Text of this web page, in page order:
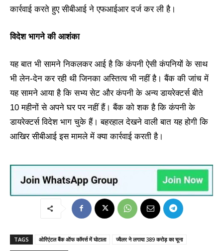
कार्रवाई करते हुए सीबीआई ने एफआईआर दर्ज कर ली है।
विदेश भागने की आशंका
यह बात भी सामने निकलकर आई है कि कंपनी ऐसी कंपनियों के साथ
भी लेन-देन कर रही थी जिनका अस्तित्व भी नहीं है। बैंक की जांच में
यह सामने आया है कि सभ्य सेट और कंपनी के अन्य डायरेक्टर्स बीते
10 महीनों से अपने घर पर नहीं हैं। बैंक को शक है कि कंपनी के
डायरेक्टर्स विदेश भाग चुके हैं। बहरहाल देखने वाली बात यह होगी कि
आखिर सीबीआई इस मामले में क्या कार्रवाई करती है।
TAGS ओरिएंटल बैंक ऑफ कॉमर्स में घोटाला ज्वैलर ने लगाया 389 करोड़ का चूना